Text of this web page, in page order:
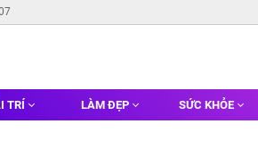
TRÍ LÀM ĐẸP SỨC KHỎE